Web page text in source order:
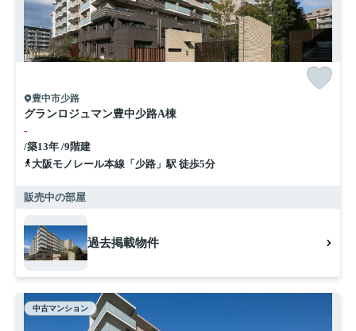
豊中市少路
グランロジュマン豊中少路A棟
-
/築13年 /9階建
大阪モノレール本線「少路」駅 徒歩5分
販売中の部屋
過去掲載物件
中古マンション